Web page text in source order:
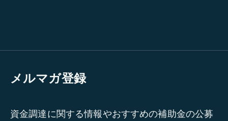
メルマガ登録
資金調達に関する情報やおすすめの補助金の公募